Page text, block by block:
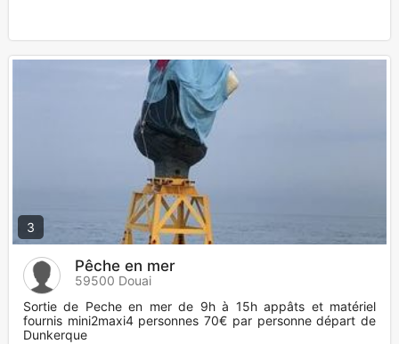
3
Pêche en mer
59500 Douai
Sortie de Peche en mer de 9h à 15h appâts et matériel
fournis mini2maxi4 personnes 70€ par personne départ de
Dunkerque